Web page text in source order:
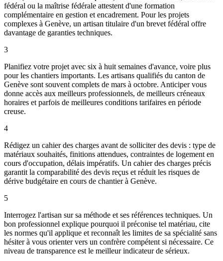
fédéral ou la maîtrise fédérale attestent d'une formation
complémentaire en gestion et encadrement. Pour les projets
complexes à Genève, un artisan titulaire d'un brevet fédéral offre
davantage de garanties techniques.
3
Planifiez votre projet avec six à huit semaines d'avance, voire plus
pour les chantiers importants. Les artisans qualifiés du canton de
Genève sont souvent complets de mars à octobre. Anticiper vous
donne accès aux meilleurs professionnels, de meilleurs créneaux
horaires et parfois de meilleures conditions tarifaires en période
creuse.
4
Rédigez un cahier des charges avant de solliciter des devis : type de
matériaux souhaités, finitions attendues, contraintes de logement en
cours d'occupation, délais impératifs. Un cahier des charges précis
garantit la comparabilité des devis reçus et réduit les risques de
dérive budgétaire en cours de chantier à Genève.
5
Interrogez l'artisan sur sa méthode et ses références techniques. Un
bon professionnel explique pourquoi il préconise tel matériau, cite
les normes qu'il applique et reconnaît les limites de sa spécialité sans
hésiter à vous orienter vers un confrère compétent si nécessaire. Ce
niveau de transparence est le meilleur indicateur de sérieux.